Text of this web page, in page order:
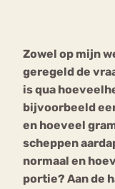
Zowel op mijn
geregeld de
is qua
bijvoorbeeld
en hoeveel
scheppen
normaal en
portie? Aan de
mia
Nerv
osa
Eetbuien
Orthorexia